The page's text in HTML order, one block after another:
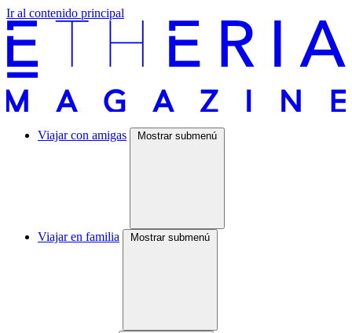
Ir al contenido principal
Viajar con amigas Mostrar submenú
Viajar en familia Mostrar submenú